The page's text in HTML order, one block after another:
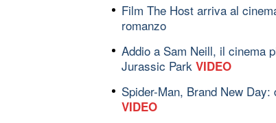
Film The Host arriva al
romanzo
Addio a Sam Neill, il cinema
Jurassic Park VIDEO
Spider-Man, Brand New
VIDEO